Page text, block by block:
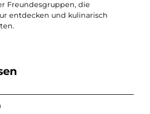
Freundesgruppen, die
entdecken und kulinarisch